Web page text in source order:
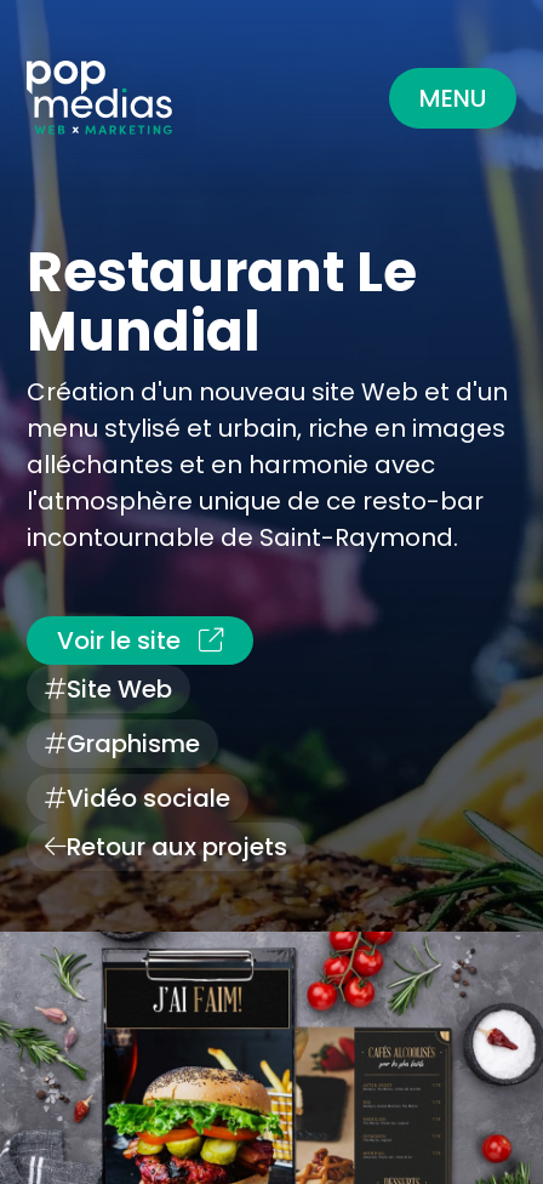
MENU
Restaurant Le
Mundial
Création d'un nouveau site Web et d'un
menu stylisé et urbain, riche en images
alléchantes et en harmonie avec
l'atmosphère unique de ce resto-bar
incontournable de Saint-Raymond.
Voir le site
Site Web
Graphisme
Vidéo sociale
Retour aux projets